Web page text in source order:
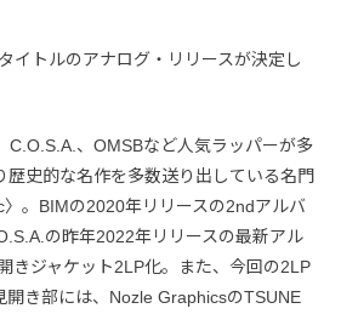
イトルのアナログ・リリースが決定し
C.O.S.A.、OMSBなど人気ラッパーが多
歴史的な名作を多数送り出している名門
〉。BIMの2020年リリースの2ndアルバ
の昨年2022年リリースの最新アル
きジャケット2LP化。また、今回の2LP
開き部には、Nozle GraphicsのTSUNE